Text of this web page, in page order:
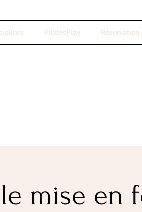
PilatesPlay Réservation
mise en